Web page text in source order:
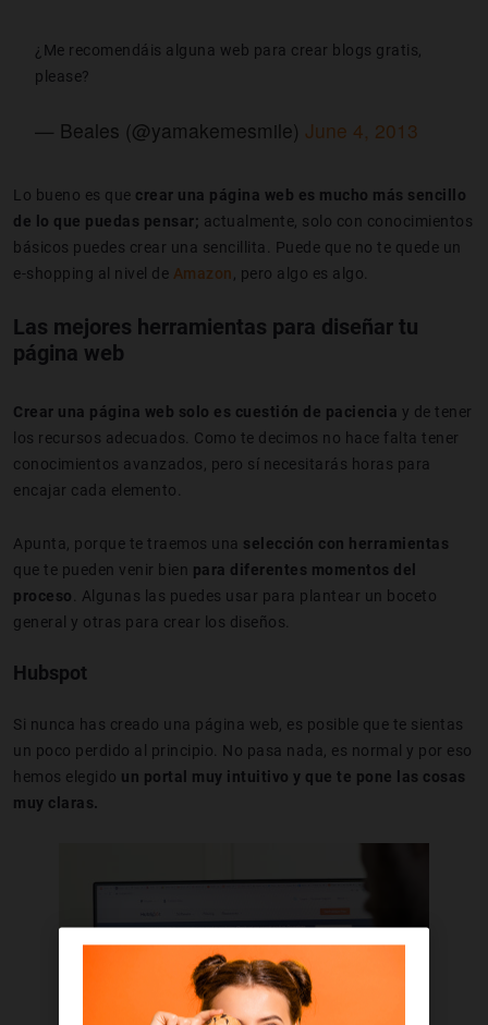
¿Me recomendáis alguna web para crear blogs gratis,
please?
— Beales (@yamakemesmile) June 4, 2013
Lo bueno es que crear una página web es mucho más sencillo
de lo que puedas pensar; actualmente, solo con conocimientos
básicos puedes crear una sencillita. Puede que no te quede un
e-shopping al nivel de Amazon , pero algo es algo.
Las mejores herramientas para diseñar tu
página web
Crear una página web solo es cuestión de paciencia y de tener
los recursos adecuados. Como te decimos no hace falta tener
conocimientos avanzados, pero sí necesitarás horas para
encajar cada elemento.
Apunta, porque te traemos una selección con herramientas
que te pueden venir bien para diferentes momentos del
proceso . Algunas las puedes usar para plantear un boceto
general y otras para crear los diseños.
Hubspot
Si nunca has creado una página web, es posible que te sientas
un poco perdido al principio. No pasa nada, es normal y por eso
hemos elegido un portal muy intuitivo y que te pone las cosas
muy claras.